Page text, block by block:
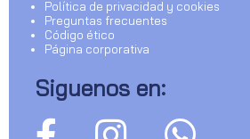
Política de privacidad y cookies
Preguntas frecuentes
Código ético
Página corporativa
Siguenos en: